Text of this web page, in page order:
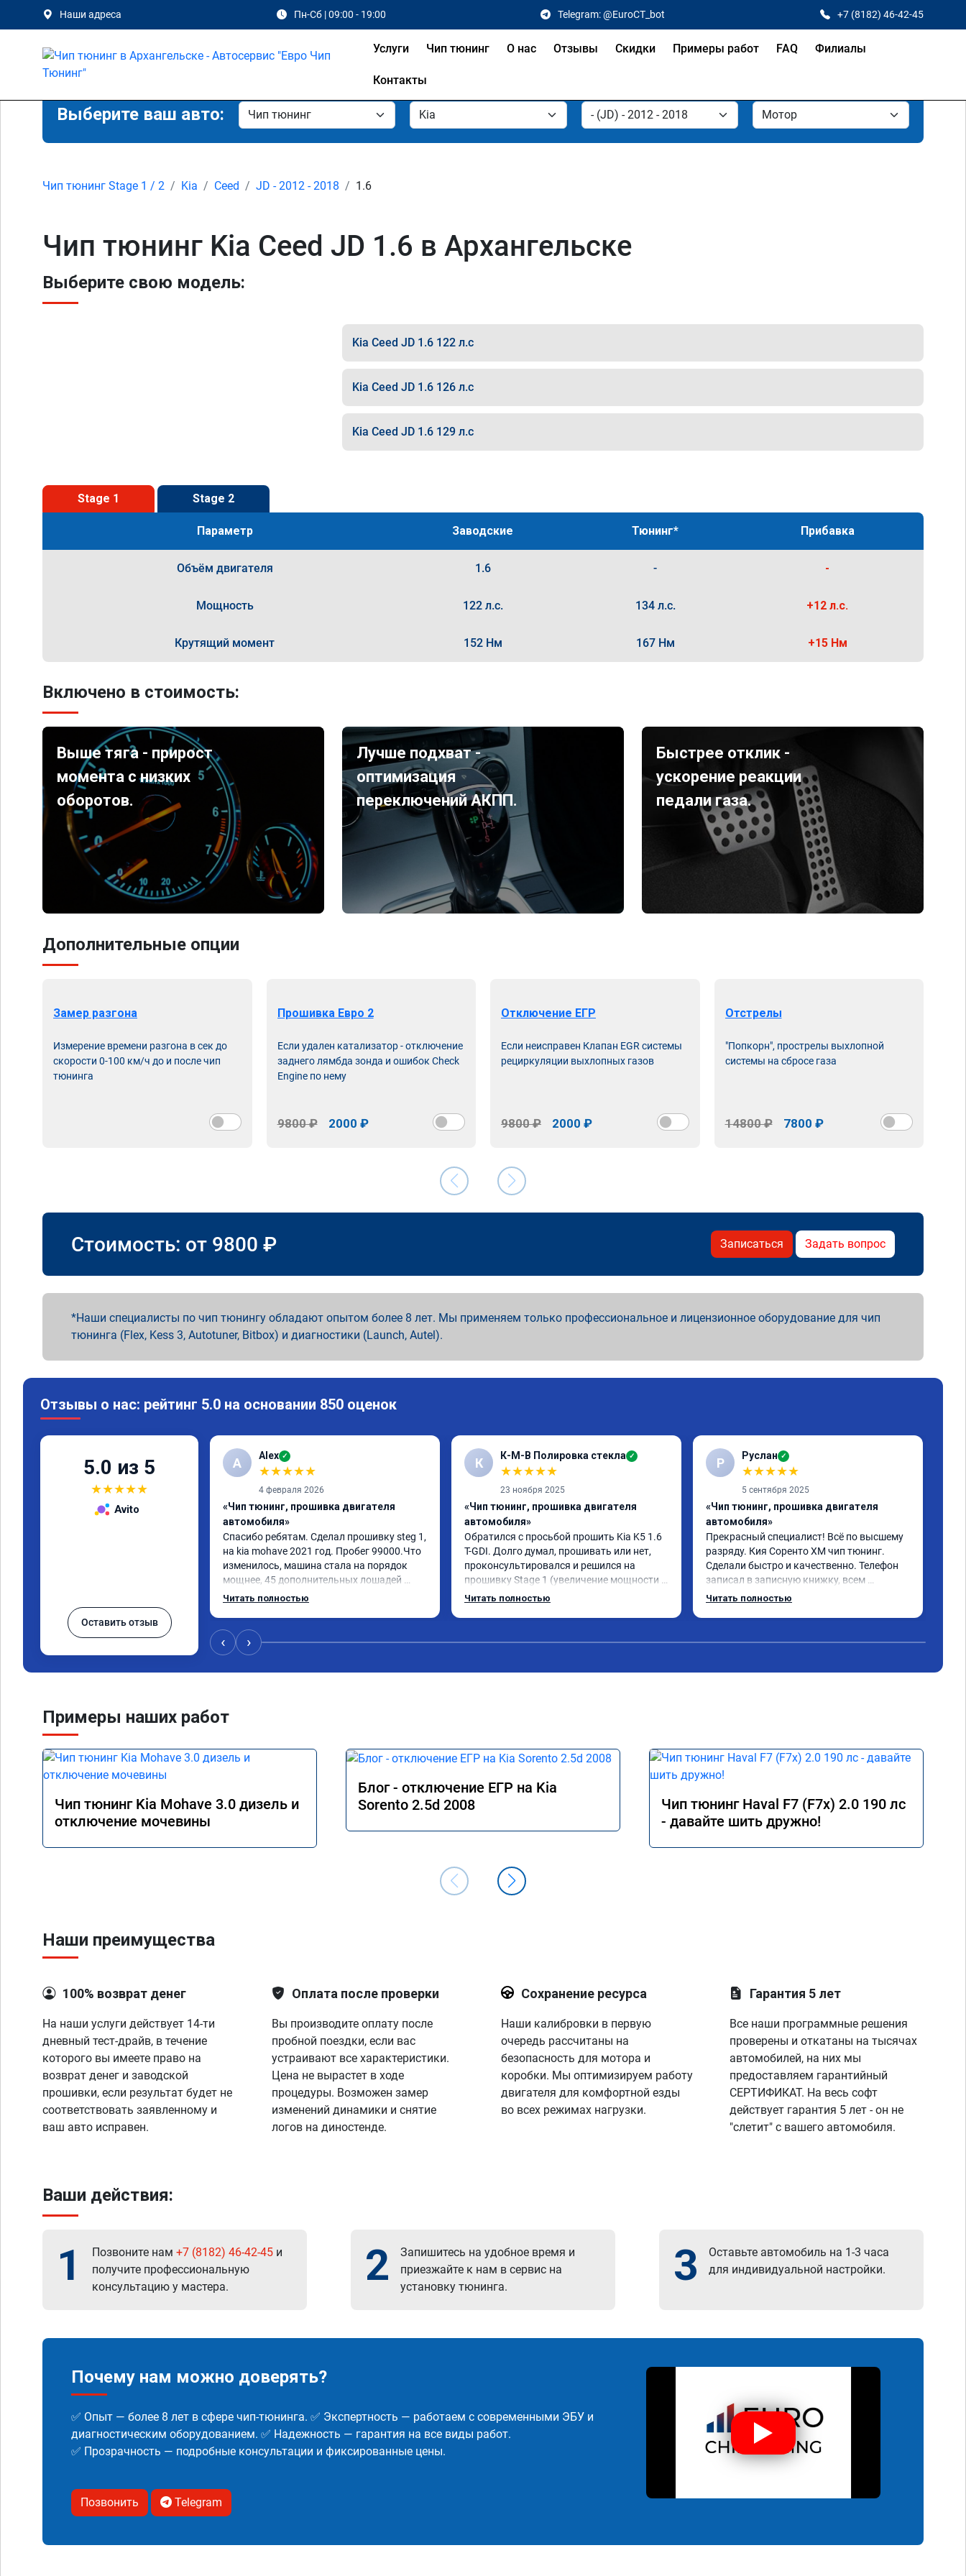
Наши адреса Пн-Сб | 09:00 - 19:00 Telegram: @EuroCT_bot +7 (8182) 46-42-45
Услуги Чип тюнинг О нас Отзывы Скидки Примеры работ FAQ Филиалы
Контакты
Выберите ваш авто:
Чип тюнинг Stage 1 / 2 Kia Ceed JD - 2012 - 2018 1.6
Чип тюнинг Kia Ceed JD 1.6 в Архангельске
Выберите свою модель:
Kia Ceed JD 1.6 122 л.с
Kia Ceed JD 1.6 126 л.с
Kia Ceed JD 1.6 129 л.с
Stage 1 Stage 2
Параметр Заводские Тюнинг* Прибавка
Объём двигателя 1.6 - -
Мощность 122 л.с. 134 л.с. +12 л.с.
Крутящий момент 152 Нм 167 Нм +15 Нм
Включено в стоимость:
Выше тяга - прирост
момента с низких
оборотов.
Лучше подхват -
оптимизация
переключений АКПП.
Быстрее отклик -
ускорение реакции
педали газа.
Дополнительные опции
Замер разгона
Измерение времени разгона в сек до
скорости 0-100 км/ч до и после чип
тюнинга
Прошивка Евро 2
Если удален катализатор - отключение
заднего лямбда зонда и ошибок Check
Engine по нему
9800 ₽ 2000 ₽
Отключение ЕГР
Если неисправен Клапан EGR системы
рециркуляции выхлопных газов
9800 ₽ 2000 ₽
Отстрелы
"Попкорн", прострелы выхлопной
системы на сбросе газа
14800 ₽ 7800 ₽
Стоимость: от 9800 ₽ Записаться Задать вопрос
Наши специалисты по чип тюнингу обладают опытом более 8 лет. Мы применяем только профессиональное и лицензионное оборудование для чип
тюнинга (Flex, Kess 3, Autotuner, Bitbox) и диагностики (Launch, Autel).
Отзывы о нас: рейтинг 5.0 на основании 850 оценок
5.0 из 5
★★★★★
Avito
Оставить отзыв
A Alex ✓
★★★★★
4 февраля 2026
«Чип тюнинг, прошивка двигателя
автомобиля»
Спасибо ребятам. Сделал прошивку steg 1,
на kia mohave 2021 год. Пробег 99000.Что
изменилось, машина стала на порядок
мощнее, 45 дополнительных лошадей
существенно чувствуется и
15 город, уже три дня катаюсь, держит 12-
12.5. Коробка перестала подпинывать при
Читать полностью
К К-М-В Полировка стекла ✓
★★★★★
23 ноября 2025
«Чип тюнинг, прошивка двигателя
автомобиля»
Обратился с просьбой прошить Kia K5 1.6
T-GDI. Долго думал, прошивать или нет,
проконсультировался и решился на
прошивку Stage 1 (увеличение мощности и
отзывчивости с сохранением всех
в данном режиме - отличный способ
необходимости давать "тапок в пол". В
общем и целом прошивкой доволен,
отличный результат. Рекомендую
Читать полностью
Р Руслан ✓
★★★★★
5 сентября 2025
«Чип тюнинг, прошивка двигателя
автомобиля»
Прекрасный специалист! Всё по высшему
разряду. Кия Соренто XM чип тюнинг.
Сделали быстро и качественно. Телефон
записал в записную книжку, всем
рекомендую! Еще вот поеду в ближайшее
Читать полностью
‹ ›
Примеры наших работ
Чип тюнинг Kia Mohave 3.0 дизель и
отключение мочевины
Блог - отключение ЕГР на Kia
Sorento 2.5d 2008
Чип тюнинг Haval F7 (F7x) 2.0 190 лс
- давайте шить дружно!
Наши преимущества
100% возврат денег
На наши услуги действует 14-ти
дневный тест-драйв, в течение
которого вы имеете право на
возврат денег и заводской
прошивки, если результат будет не
соответствовать заявленному и
ваш авто исправен.
Оплата после проверки
Вы производите оплату после
пробной поездки, если вас
устраивают все характеристики.
Цена не вырастет в ходе
процедуры. Возможен замер
изменений динамики и снятие
логов на диностенде.
Сохранение ресурса
Наши калибровки в первую
очередь рассчитаны на
безопасность для мотора и
коробки. Мы оптимизируем работу
двигателя для комфортной езды
во всех режимах нагрузки.
Гарантия 5 лет
Все наши программные решения
проверены и откатаны на тысячах
автомобилей, на них мы
предоставляем гарантийный
СЕРТИФИКАТ. На весь софт
действует гарантия 5 лет - он не
"слетит" с вашего автомобиля.
Ваши действия:
1 Позвоните нам +7 (8182) 46-42-45 и
получите профессиональную
консультацию у мастера.
2
Запишитесь на удобное время и
приезжайте к нам в сервис на
установку тюнинга.
3
Оставьте автомобиль на 1-3 часа
для индивидуальной настройки.
Почему нам можно доверять?
✅ Опыт — более 8 лет в сфере чип-тюнинга. ✅ Экспертность — работаем с современными ЭБУ и
диагностическим оборудованием. ✅ Надежность — гарантия на все виды работ.
✅ Прозрачность — подробные консультации и фиксированные цены.
Позвонить Telegram